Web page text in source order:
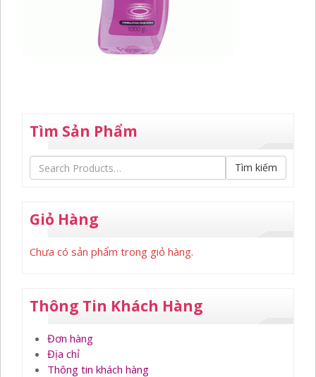
Tìm Sản Phẩm
Tìm kiếm
Giỏ Hàng
Chưa có sản phẩm trong giỏ hàng.
Thông Tin Khách Hàng
Đơn hàng
Địa chỉ
Thông tin khách hàng